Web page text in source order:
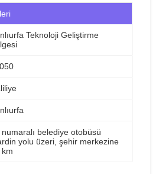
Teknoloji Geliştirme
belediye otobüsü
yolu üzeri, şehir merkezine
km